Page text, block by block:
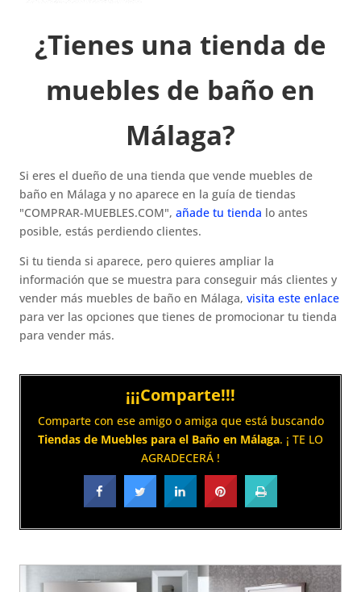
¿Tienes una tienda de
muebles de baño en
Málaga?
Si eres el dueño de una tienda que vende muebles de
baño en Málaga y no aparece en la guía de tiendas
"COMPRAR-MUEBLES.COM",añade tu tienda lo antes
posible, estás perdiendo clientes.
Si tu tienda si aparece, pero quieres ampliar la
información que se muestra para conseguir más clientes y
vender más muebles de baño en Málaga,visita este enlace
para ver las opciones que tienes de promocionar tu tienda
para vender más.
¡¡¡Comparte!!!
Comparte con ese amigo o amiga que está buscando
Tiendas de Muebles para el Baño en Málaga. ¡ TE LO
AGRADECERÁ !